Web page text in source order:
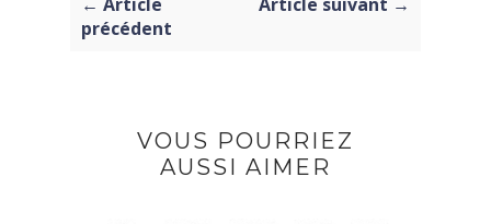
précédent
VOUS POURRIEZ
AUSSI AIMER